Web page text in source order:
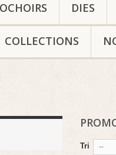
DIES
COLLECTIONS
Tri --